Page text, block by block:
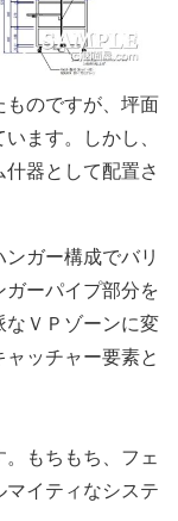
ものですが、坪面
ます。しかし、
器として配置さ
ガー構成でバリ
ーパイプ部分を
ＶＰゾーンに変
ッチャー要素と
もちもち、フェ
イティなシステ